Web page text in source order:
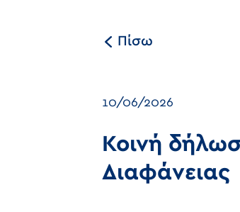
Πίσω
10/06/2026
Κοινή
Διαφάνειας